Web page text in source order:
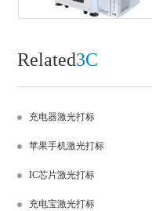
Related3C
充电器激光打标
苹果手机激光打标
IC芯片激光打标
充电宝激光打标